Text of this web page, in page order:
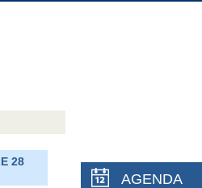
28
AGENDA